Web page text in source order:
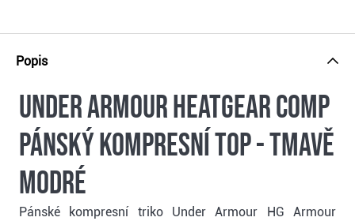
Popis
Under Armour HeatGear Comp
pánský kompresní top - tmavě
modré
Pánské kompresní triko Under Armour HG Armour